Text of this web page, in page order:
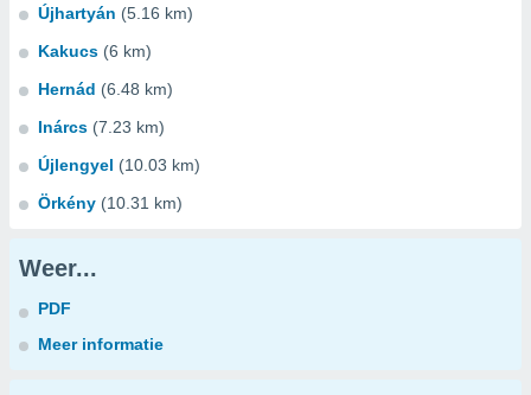
Újhartyán (5.16 km)
Kakucs (6 km)
Hernád (6.48 km)
Inárcs (7.23 km)
Újlengyel (10.03 km)
Örkény (10.31 km)
Weer...
PDF
Meer informatie